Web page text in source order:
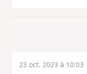
23 oct. 2023 à 10:03